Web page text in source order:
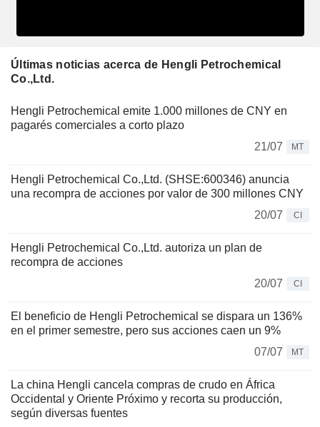
Últimas noticias acerca de Hengli Petrochemical
Co.,Ltd.
Hengli Petrochemical emite 1.000 millones de CNY en
pagarés comerciales a corto plazo
21/07
MT
Hengli Petrochemical Co.,Ltd. (SHSE:600346) anuncia
una recompra de acciones por valor de 300 millones CNY
20/07
CI
Hengli Petrochemical Co.,Ltd. autoriza un plan de
recompra de acciones
20/07
CI
El beneficio de Hengli Petrochemical se dispara un 136%
en el primer semestre, pero sus acciones caen un 9%
07/07
MT
La china Hengli cancela compras de crudo en África
Occidental y Oriente Próximo y recorta su producción,
según diversas fuentes